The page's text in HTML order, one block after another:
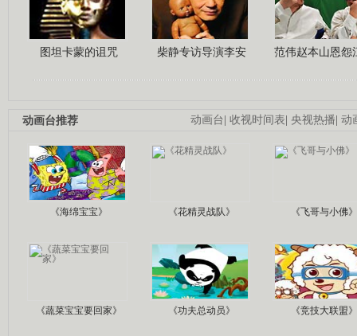
图坦卡蒙的诅咒 柴静专访导演李安 范伟赵本山恩怨
动画台| 收视时间表| 央视热播| 动
动画台推荐
《海绵宝宝》 《花精灵战队》 《飞哥与小佛》
《蔬菜宝宝要回家》 《功夫总动员》 《竞技大联盟》